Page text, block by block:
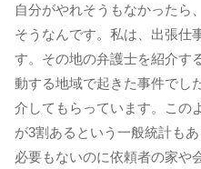
自分がやれそうもなかったら
そうなんです。私は、出張仕
す。その地の弁護士を紹介す
動する地域で起きた事件でし
介してもらっています。この
が3割あるという一般統計もあ
必要もないのに依頼者の家や